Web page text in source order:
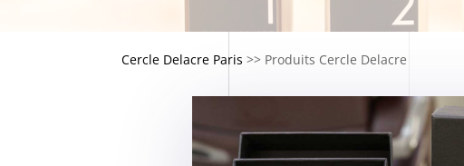
Cercle Delacre Paris >> Produits Cercle Delacre